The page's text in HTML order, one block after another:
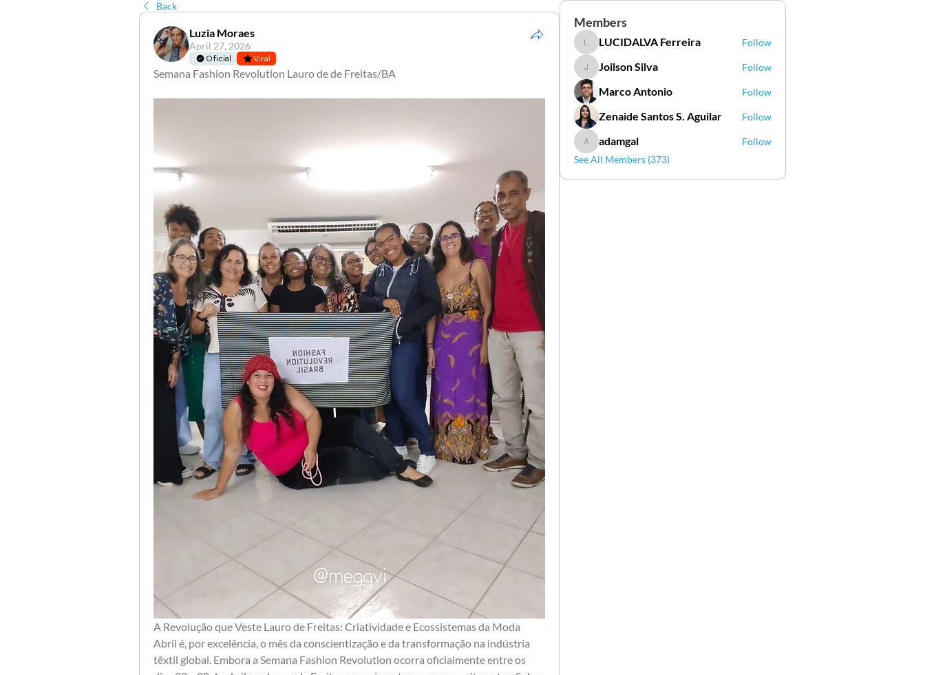
Back
Luzia Moraes
April 27, 2026
Oficial Viral
Semana Fashion Revolution Lauro de de Freitas/BA
A Revolução que Veste Lauro de Freitas: Criatividade e Ecossistemas da Moda
​Abril é, por excelência, o mês da conscientização e da transformação na indústria
têxtil global. Embora a Semana Fashion Revolution ocorra oficialmente entre os
Members
LUCIDALVA Ferreira
LUCIDALVA Ferreira Follow
Joilson Silva
Joilson Silva Follow
Marco Antonio Follow
Zenaide Santos S. Aguilar Follow
adamgal
adamgal
Follow
See All Members (373)